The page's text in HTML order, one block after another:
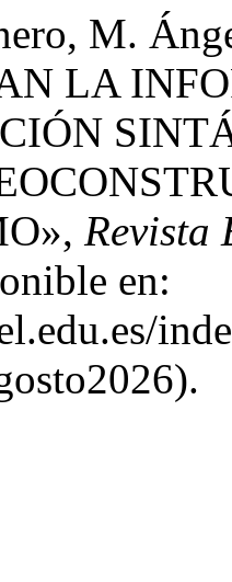
M.
LA
Revista
en: